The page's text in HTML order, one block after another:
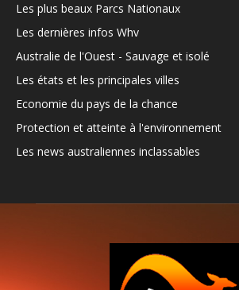
Les plus beaux Parcs Nationaux
Les dernières infos Whv
Australie de l'Ouest - Sauvage et isolé
Les états et les principales villes
Economie du pays de la chance
Protection et atteinte à l'environnement
Les news australiennes inclassables